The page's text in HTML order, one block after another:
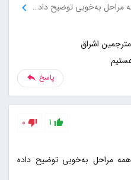
کار با سایت بسیار آسان است و همه مراحل به‌خوبی توضیح داده شده‌اند.
پاسخ
1
0
مراحل به‌خوبی توضیح داده